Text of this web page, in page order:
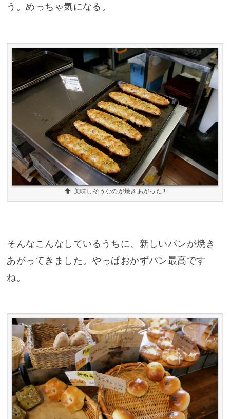
う。めっちゃ気になる。
美味しそうなのが焼きあがった!!
そんなこんなしているうちに、新しいパンが焼き
あがってきました。やっぱおかずパン最高です
ね。